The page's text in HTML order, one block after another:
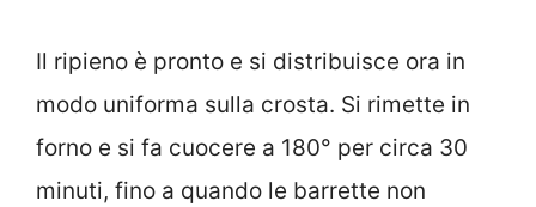
Il ripieno è pronto e si distribuisce ora in
modo uniforma sulla crosta. Si rimette in
forno e si fa cuocere a 180° per circa 30
minuti, fino a quando le barrette non